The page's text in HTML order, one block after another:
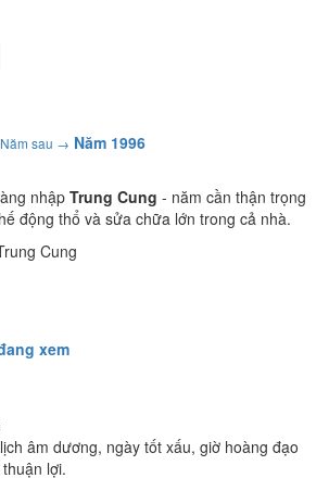
Năm sau → Năm 1996
nhập Trung Cung - năm cần thận trọng
động thổ và sửa chữa lớn trong cả nhà.
Cung
xem
âm dương, ngày tốt xấu, giờ hoàng đạo
lợi.